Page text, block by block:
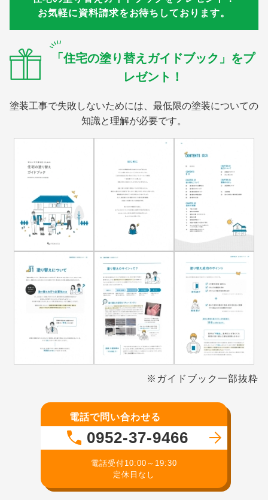
お気軽に資料請求をお待ちしております。
「住宅の塗り替えガイドブック」をプ
レゼント！
塗装工事で失敗しないためには、最低限の塗装についての
知識と理解が必要です。
※ガイドブック一部抜粋
電話で問い合わせる
0952-37-9466
電話受付10:00～19:30
定休日なし